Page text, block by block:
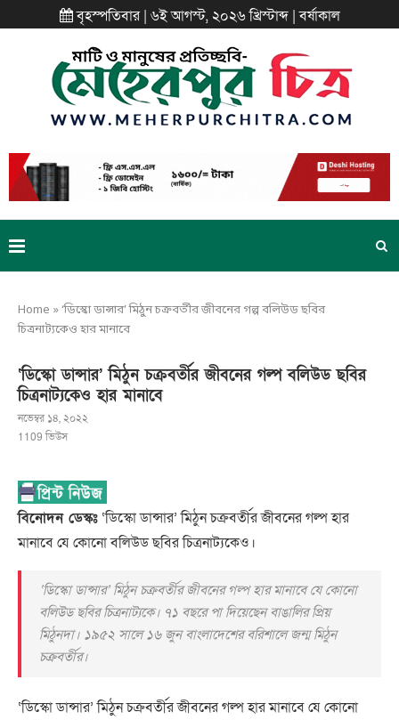
বৃহস্পতিবার | ৬ই আগস্ট, ২০২৬ খ্রিস্টাব্দ | বর্ষাকাল
Home »‘ডিস্কো ডান্সার’ মিঠুন চক্রবর্তীর জীবনের গল্প বলিউড ছবির
চিত্রনাট্যকেও হার মানাবে
‘ডিস্কো ডান্সার’ মিঠুন চক্রবর্তীর জীবনের গল্প বলিউড ছবির
চিত্রনাট্যকেও হার মানাবে
নভেম্বর ১৪, ২০২২
1109ভিউস
বিনোদন ডেস্কঃ ‘ডিস্কো ডান্সার’ মিঠুন চক্রবর্তীর জীবনের গল্প হার
মানাবে যে কোনো বলিউড ছবির চিত্রনাট্যকেও।
‘ডিস্কো ডান্সার’ মিঠুন চক্রবর্তীর জীবনের গল্প হার মানাবে যে কোনো
বলিউড ছবির চিত্রনাট্যকে। ৭১ বছরে পা দিয়েছেন বাঙালির প্রিয়
মিঠুনদা। ১৯৫২ সালে ১৬ জুন বাংলাদেশের বরিশালে জন্ম মিঠুন
চক্রবর্তীর।
‘ডিস্কো ডান্সার’ মিঠুন চক্রবর্তীর জীবনের গল্প হার মানাবে যে কোনো